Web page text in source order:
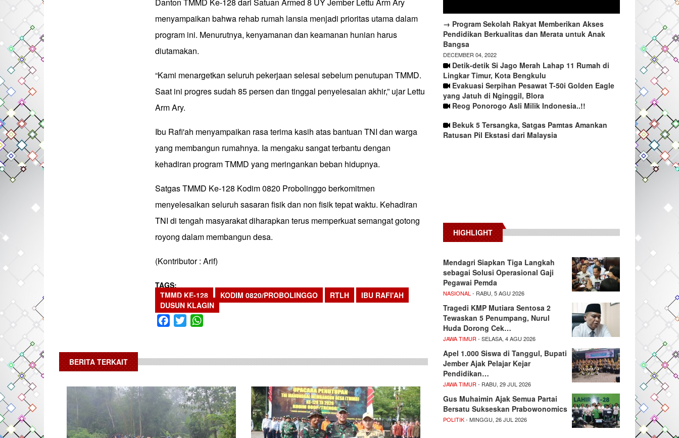
menyampaikan bahwa rehab rumah lansia menjadi prioritas utama dalam
program ini. Menurutnya, kenyamanan dan keamanan hunian harus
diutamakan.
“Kami menargetkan seluruh pekerjaan selesai sebelum penutupan TMMD.
Saat ini progres sudah 85 persen dan tinggal penyelesaian akhir,” ujar Lettu
Arm Ary.
Ibu Rafi'ah menyampaikan rasa terima kasih atas bantuan TNI dan warga
yang membangun rumahnya. Ia mengaku sangat terbantu dengan
kehadiran program TMMD yang meringankan beban hidupnya.
Satgas TMMD Ke-128 Kodim 0820 Probolinggo berkomitmen
menyelesaikan seluruh sasaran fisik dan non fisik tepat waktu. Kehadiran
TNI di tengah masyarakat diharapkan terus memperkuat semangat gotong
royong dalam membangun desa.
(Kontributor : Arif)
TAGS
TMMD KE-128
KODIM 0820/PROBOLINGGO RTLH
IBU RAFI'AH
DUSUN KLAGIN
Facebook
Twitter
BERITA TERKAIT
→ Program Sekolah Rakyat Memberikan Akses
Pendidikan Berkualitas dan Merata untuk Anak
Bangsa
DECEMBER 04, 2022
Detik-detik Si Jago Merah Lahap 11 Rumah di
Lingkar Timur, Kota Bengkulu
Evakuasi Serpihan Pesawat T-50i Golden Eagle
yang Jatuh di Nginggil, Blora
Reog Ponorogo Asli Milik Indonesia..!!
Bekuk 5 Tersangka, Satgas Pamtas Amankan
Ratusan Pil Ekstasi dari Malaysia
HIGHLIGHT
Mendagri Siapkan Tiga Langkah
sebagai Solusi Operasional Gaji
Pegawai Pemda
NASIONAL - RABU, 5 AGU 2026
Tragedi KMP Mutiara Sentosa 2
Tewaskan 5 Penumpang, Nurul
Huda Dorong Cek…
JAWA TIMUR - SELASA, 4 AGU 2026
Apel 1.000 Siswa di Tanggul, Bupati
Jember Ajak Pelajar Kejar
Pendidikan…
JAWA TIMUR - RABU, 29 JUL 2026
Gus Muhaimin Ajak Semua Partai
Bersatu Sukseskan Prabowonomics
POLITIK- MINGGU, 26 JUL 2026